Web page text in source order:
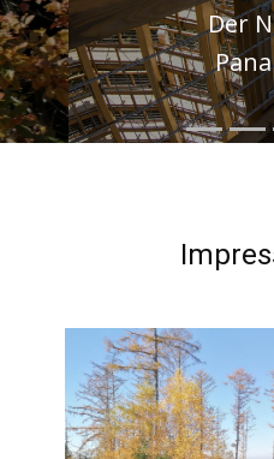
Der
Panabora